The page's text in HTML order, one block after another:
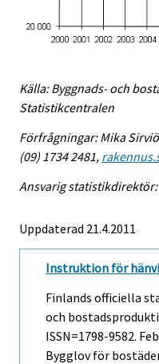
Källa: Byggnads- och
Statistikcentralen
Förfrågningar: Mika
(09) 1734 2481,
Ansvarig
Uppdaterad 21.4.2011
Instruktion för
Finlands officiella
och
ISSN=1798-9582.
Bygglov för